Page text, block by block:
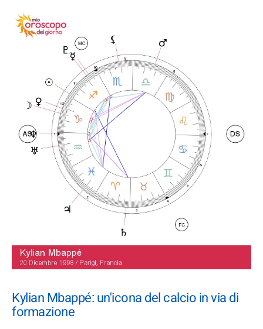
Kylian Mbappé: un'icona del calcio in via di
formazione